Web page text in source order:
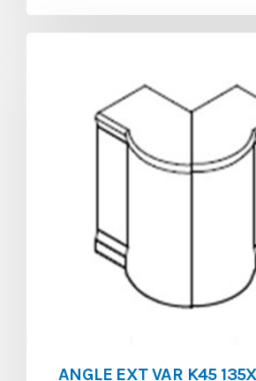
ANGLE EXT VAR K45